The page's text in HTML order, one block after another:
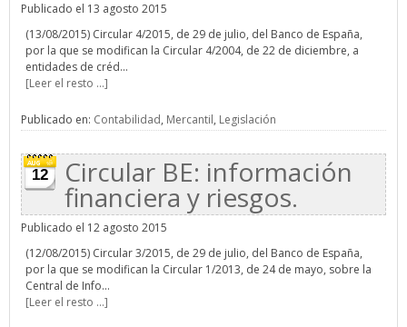
Publicado el 13 agosto 2015
(13/08/2015) Circular 4/2015, de 29 de julio, del Banco de España,
por la que se modifican la Circular 4/2004, de 22 de diciembre, a
entidades de créd...
[Leer el resto ...]
Publicado en: Contabilidad, Mercantil, Legislación
12 Circular BE: información
financiera y riesgos.
Publicado el 12 agosto 2015
(12/08/2015) Circular 3/2015, de 29 de julio, del Banco de España,
por la que se modifican la Circular 1/2013, de 24 de mayo, sobre la
Central de Info...
[Leer el resto ...]